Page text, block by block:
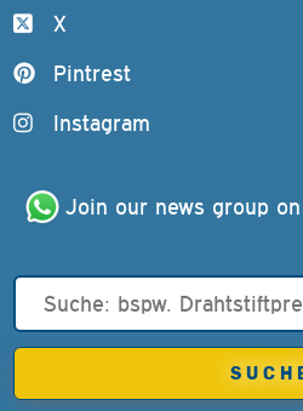
X
Pintrest
Instagram
Join our news group on